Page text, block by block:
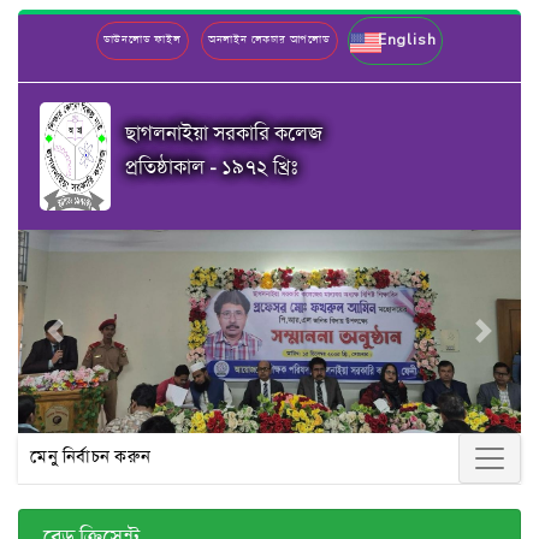
ডাউনলোড ফাইল অনলাইন লেকচার আপলোড English
ছাগলনাইয়া সরকারি কলেজ
প্রতিষ্ঠাকাল - ১৯৭২ খ্রিঃ
Previous Next
মেনু নির্বাচন করুন